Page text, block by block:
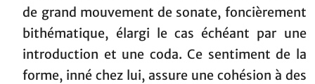
de grand mouvement de sonate, foncièrement
bithématique, élargi le cas échéant par une
introduction et une coda. Ce sentiment de la
forme, inné chez lui, assure une cohésion à des